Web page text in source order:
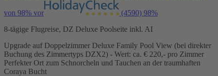
von 98% vor (4590) 98%
8-tägige Flugreise, DZ Deluxe Poolseite inkl. AI
Upgrade auf Doppelzimmer Deluxe Family Pool View (bei direkter
Buchung des Zimmertyps DZX2) - Wert: ca. € 220,- pro Zimmer
Perfekter Ort zum Schnorcheln und Tauchen an der traumhaften
Coraya Bucht